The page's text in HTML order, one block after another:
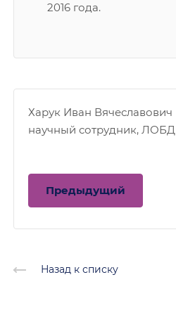
2016 года.
Харук Иван Вячеславович
научный сотрудник, ЛОБД
Предыдущий
Назад к списку